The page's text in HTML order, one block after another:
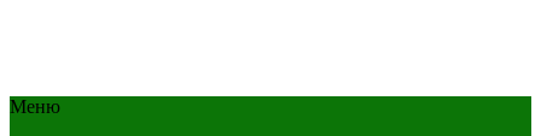
Меню